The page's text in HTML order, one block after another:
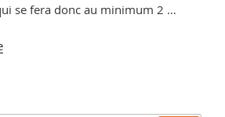
se fera donc au minimum 2 …
de